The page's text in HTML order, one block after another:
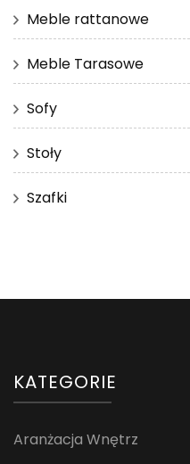
Meble rattanowe
Meble Tarasowe
Sofy
Stoły
Szafki
KATEGORIE
Aranżacja Wnętrz